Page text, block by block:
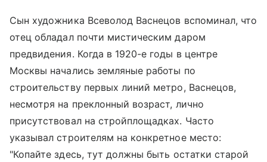
Сын художника Всеволод Васнецов вспоминал, что
отец обладал почти мистическим даром
предвидения. Когда в 1920-е годы в центре
Москвы начались земляные работы по
строительству первых линий метро, Васнецов,
несмотря на преклонный возраст, лично
присутствовал на стройплощадках. Часто
указывал строителям на конкретное место:
"Копайте здесь, тут должны быть остатки старой